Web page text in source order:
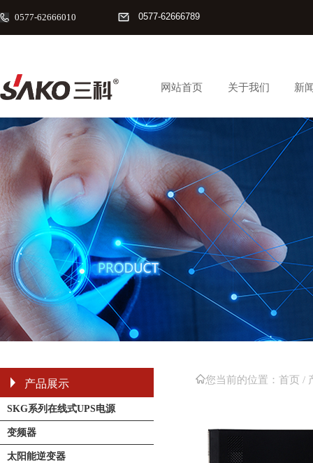
0577-62666010 0577-62666789
网站首页 关于我们 新
产品展示
SKG系列在线式UPS电源
变频器
太阳能逆变器
您当前的位置： 首页 /